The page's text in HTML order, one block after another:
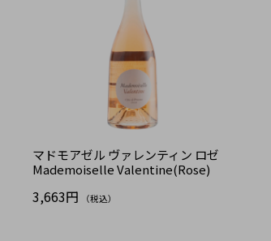
マドモアゼル ヴァレンティン ロゼ
Mademoiselle Valentine(Rose)
3,663円 （税込）